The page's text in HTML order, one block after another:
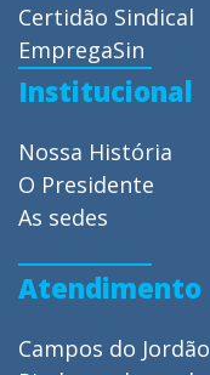
Certidão Sindical
EmpregaSin
Institucional
Nossa História
O Presidente
As sedes
Atendimento
Campos do Jordão